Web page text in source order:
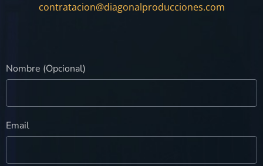
contratacion@diagonalproducciones.com
Nombre (Opcional)
Email